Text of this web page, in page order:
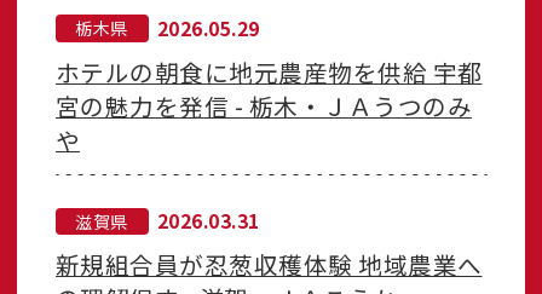
栃木県 2026.05.29
ホテルの朝食に地元農産物を供給 宇都
宮の魅力を発信 - 栃木・ＪＡうつのみ
や
滋賀県 2026.03.31
新規組合員が忍葱収穫体験 地域農業へ